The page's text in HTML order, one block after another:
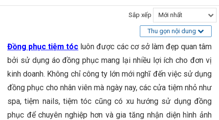
Sắp xếp Mới nhất
Thu gọn nội dung
Đồng phục tiệm tóc luôn được các cơ sở làm đẹp quan tâm
bởi sử dụng áo đồng phục mang lại nhiều lợi ích cho đơn vị
kinh doanh. Không chỉ công ty lớn mới nghĩ đến việc sử dụng
đồng phục cho nhân viên mà ngày nay, các cửa tiệm nhỏ như
spa, tiệm nails, tiệm tóc cũng có xu hướng sử dụng đồng
phục để chuyên nghiệp hơn và gia tăng nhận diện hình ảnh